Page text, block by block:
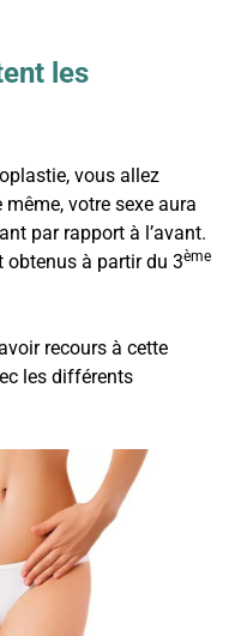
les
vous allez
votre sexe aura
par rapport à l’avant.
obtenus à partir du 3ème
recours à cette
les différents